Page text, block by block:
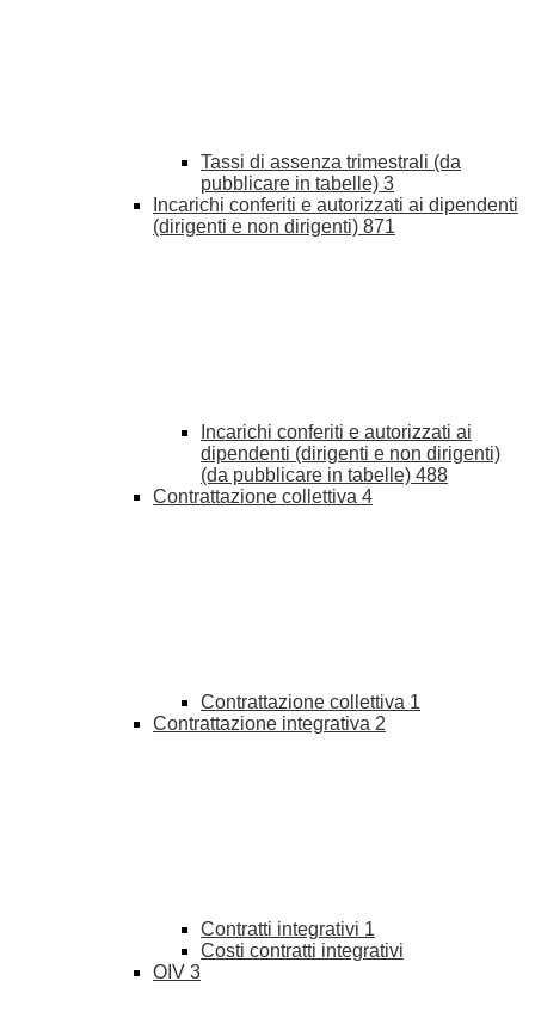
Tassi di assenza trimestrali (da
pubblicare in tabelle) 3
Incarichi conferiti e autorizzati ai dipendenti
(dirigenti e non dirigenti) 871
Incarichi conferiti e autorizzati ai
dipendenti (dirigenti e non dirigenti)
(da pubblicare in tabelle) 488
Contrattazione collettiva 4
Contrattazione collettiva 1
Contrattazione integrativa 2
Contratti integrativi 1
Costi contratti integrativi
OIV 3